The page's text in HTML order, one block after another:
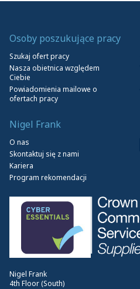
Nigel Frank
4th Floor (South)
Osoby poszukujące pracy
Szukaj ofert pracy
Nasza obietnica względem
Ciebie
Powiadomienia mailowe o
ofertach pracy
Nigel Frank
O nas
Skontaktuj się z nami
Kariera
Program rekomendacji